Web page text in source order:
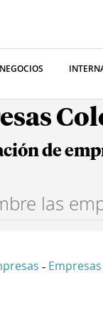
NEGOCIOS
de
-